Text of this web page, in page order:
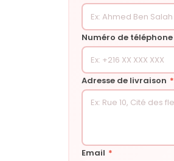
Numéro de téléphone
Adresse de livraison *
Email *